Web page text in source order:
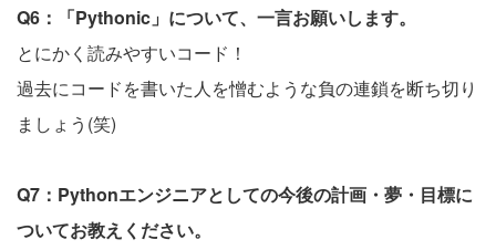
Q6：「Pythonic」について、一言お願いします。
とにかく読みやすいコード！
過去にコードを書いた人を憎むような負の連鎖を断ち切り
ましょう(笑)
Q7：Pythonエンジニアとしての今後の計画・夢・目標に
ついてお教えください。